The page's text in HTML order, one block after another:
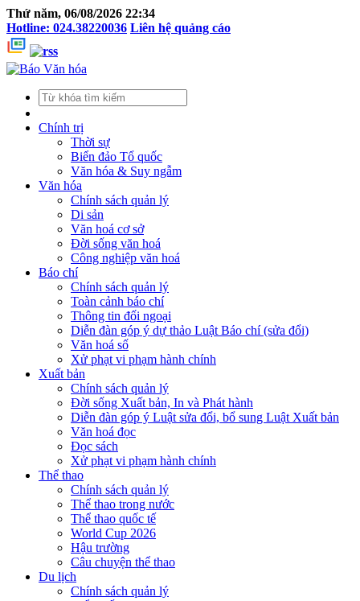
Thứ năm, 06/08/2026 22:34
Hotline: 024.38220036 Liên hệ quảng cáo
Chính trị
Thời sự
Biển đảo Tổ quốc
Văn hóa & Suy ngẫm
Văn hóa
Chính sách quản lý
Di sản
Văn hoá cơ sở
Đời sống văn hoá
Công nghiệp văn hoá
Báo chí
Chính sách quản lý
Toàn cảnh báo chí
Thông tin đối ngoại
Diễn đàn góp ý dự thảo Luật Báo chí (sửa đổi)
Văn hoá số
Xử phạt vi phạm hành chính
Xuất bản
Chính sách quản lý
Đời sống Xuất bản, In và Phát hành
Diễn đàn góp ý Luật sửa đổi, bổ sung Luật Xuất bản
Văn hoá đọc
Đọc sách
Xử phạt vi phạm hành chính
Thể thao
Chính sách quản lý
Thể thao trong nước
Thể thao quốc tế
World Cup 2026
Hậu trường
Câu chuyện thể thao
Du lịch
Chính sách quản lý